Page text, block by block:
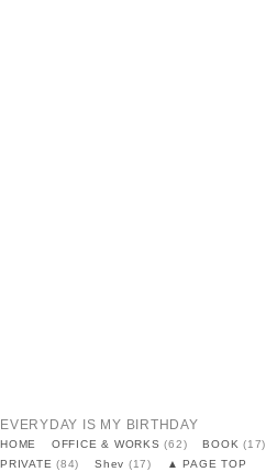
EVERYDAY IS MY BIRTHDAY
HOME OFFICE & WORKS (62) BOOK (17)
PRIVATE (84) Shev (17) ▲ PAGE TOP